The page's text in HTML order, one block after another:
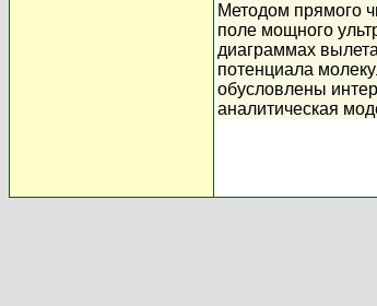
Методом прямого
поле мощного
диаграммах
потенциала
обусловлены
аналитическая